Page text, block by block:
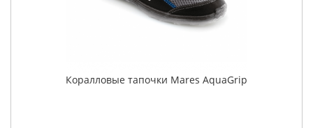
Коралловые тапочки Mares AquaGrip